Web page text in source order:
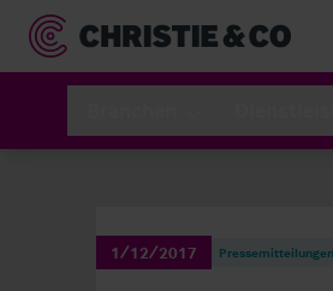
1/12/2017 Pressemitteilungen